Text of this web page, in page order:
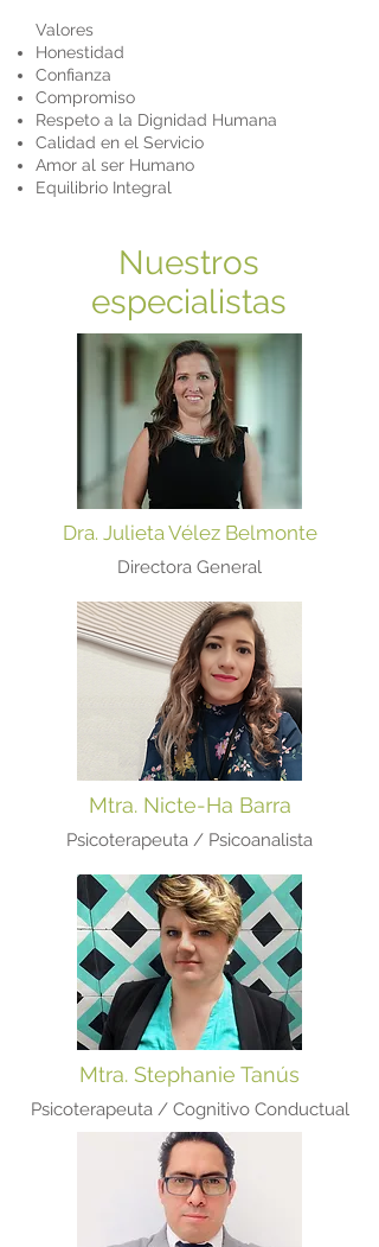
Valores
Honestidad
Confianza
Compromiso
Respeto a la Dignidad Humana
Calidad en el Servicio
Amor al ser Humano
Equilibrio Integral
Nuestros
especialistas
Dra. Julieta Vélez Belmonte
Directora General
Mtra. Nicte-Ha Barra
Psicoterapeuta / Psicoanalista
Mtra. Stephanie Tanús
Psicoterapeuta / Cognitivo Conductual